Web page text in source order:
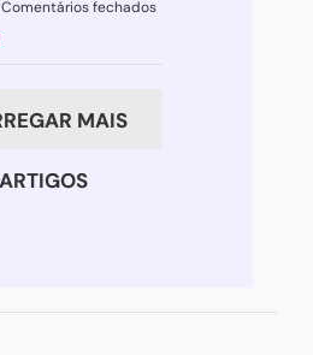
Comentários fechadosem
ti?
MAIS
ARTIGOS